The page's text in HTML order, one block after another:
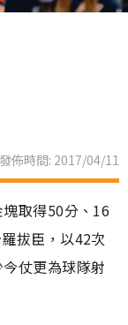
發佈時間: 2017/04/11
取得50分、16
拔臣，以42次
仗更為球隊射